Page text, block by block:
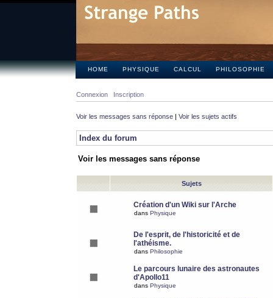
HOME PHYSIQUE CALCUL PHILOSOPHIE
Connexion Inscription
Voir les messages sans réponse | Voir les sujets actifs
Index du forum
Voir les messages sans réponse
Sujets
Création d'un Wiki sur l'Arche
dans Physique
De l'esprit, de l'historicité et de
l'athéisme.
dans Philosophie
Le parcours lunaire des astronautes
d'Apollo11
dans Physique